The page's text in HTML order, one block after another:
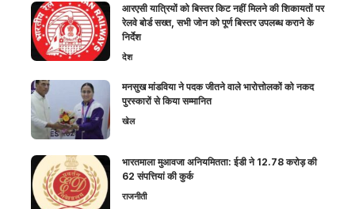
आरएसी यात्रियों को बिस्तर किट नहीं मिलने की शिकायतों पर
रेलवे बोर्ड सख्त, सभी जोन को पूर्ण बिस्तर उपलब्ध कराने के
निर्देश
देश
मनसुख मांडविया ने पदक जीतने वाले भारोत्तोलकों को नकद
पुरस्कारों से किया सम्मानित
खेल
भारतमाला मुआवजा अनियमितता: ईडी ने 12.78 करोड़ की
62 संपत्तियां की कुर्क
राजनीती